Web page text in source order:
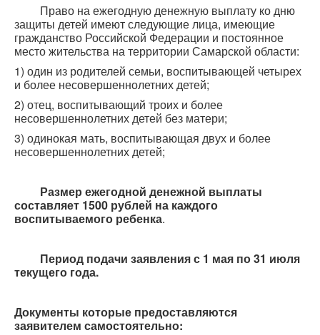
Право на ежегодную денежную выплату ко дню
защиты детей имеют следующие лица, имеющие
гражданство Российской Федерации и постоянное
место жительства на территории Самарской области:
1) один из родителей семьи, воспитывающей четырех
и более несовершеннолетних детей;
2) отец, воспитывающий троих и более
несовершеннолетних детей без матери;
3) одинокая мать, воспитывающая двух и более
несовершеннолетних детей;
Размер ежегодной денежной выплаты
составляет 1500 рублей на каждого
воспитываемого ребенка.
Период подачи заявления с 1 мая по 31 июля
текущего года.
Документы которые предоставляются
заявителем самостоятельно: